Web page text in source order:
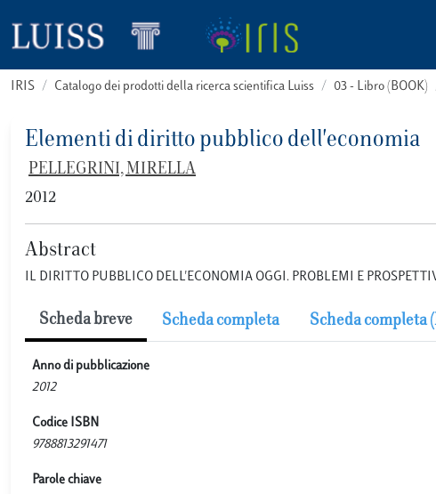
IRIS Catalogo dei prodotti della ricerca scientifica Luiss 03 - Libro (BOOK)
Elementi di diritto pubblico dell'economia
PELLEGRINI, MIRELLA
2012
Abstract
IL DIRITTO PUBBLICO DELL'ECONOMIA OGGI. PROBLEMI E
Scheda breve Scheda completa Scheda completa
Anno di pubblicazione
2012
Codice ISBN
9788813291471
Parole chiave